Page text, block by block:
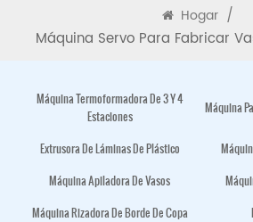
Hogar /
Máquina Servo Para Fabricar
Máquina Termoformadora De 3 Y 4
Estaciones
Máquina
Extrusora De Láminas De Plástico
Máquina Apiladora De Vasos
Máquina Rizadora De Borde De Copa